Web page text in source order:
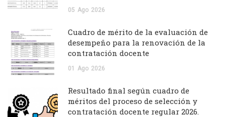
05 Ago 2026
Cuadro de mérito de la evaluación de
desempeño para la renovación de la
contratación docente
01 Ago 2026
Resultado final según cuadro de
méritos del proceso de selección y
contratación docente regular 2026.